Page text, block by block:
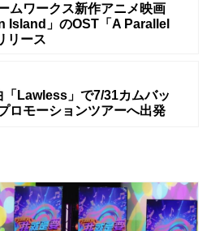
ムワークス新作アニメ映画
Island」のOST「A Parallel
リース
Lawless」で7/31カムバッ
ロモーションツアーへ出発